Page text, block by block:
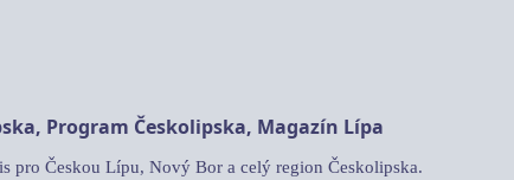
Program Českolipska, Magazín Lípa
pro Českou Lípu, Nový Bor a celý region Českolipska.